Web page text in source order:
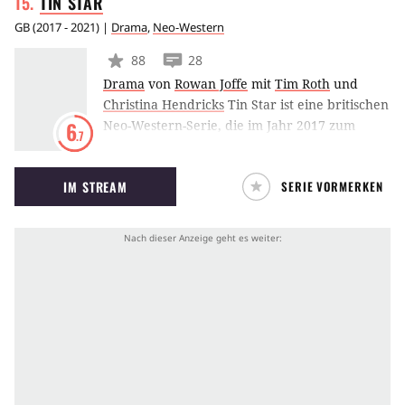
GB(2017 - 2021) | Drama, Neo-Western
6.7
88
28
Drama von Rowan Joffe mit Tim Roth und
Christina Hendricks Tin Star ist eine britischen
Neo-Western-Serie, die im Jahr 2017 zum
schlüpft in die Rolle eines Detectives, der dem
Großstadtdschungel entflieht - nur, um in den
Rocky Mountains seinen persönlichen
IM STREAM SERIE VORMERKEN